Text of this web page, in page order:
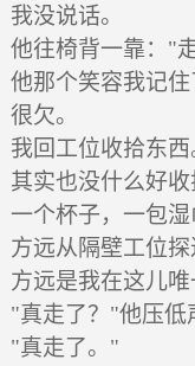
我没说话。
他往椅背一靠："
他那个笑容我记住
很欠。
我回工位收拾东西
其实也没什么好收
一个杯子，一包湿
方远从隔壁工位探
方远是我在这儿唯
"真走了？"他压低
"真走了。"